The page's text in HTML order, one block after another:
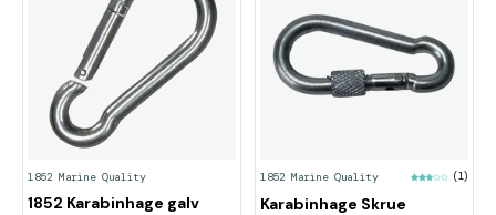
1852 Marine Quality
1852 Karabinhage galv
1852 Marine Quality (1)
Karabinhage Skrue